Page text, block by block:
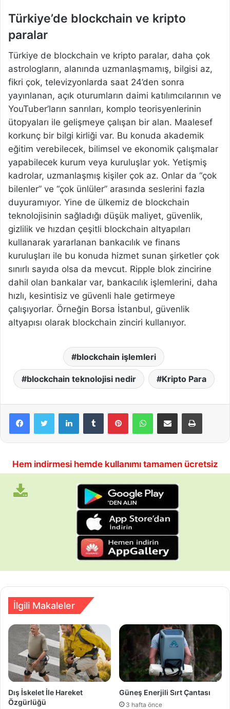
Türkiye’de blockchain ve kripto
paralar
Türkiye de blockchain ve kripto paralar, daha çok
astrologların, alanında uzmanlaşmamış, bilgisi az,
fikri çok, televizyonlarda saat 24’den sonra
yayınlanan, açık oturumların daimi katılımcılarının ve
YouTuber’ların sanrıları, komplo teorisyenlerinin
ütopyaları ile gelişmeye çalışan bir alan. Maalesef
korkunç bir bilgi kirliği var. Bu konuda akademik
eğitim verebilecek, bilimsel ve ekonomik çalışmalar
yapabilecek kurum veya kuruluşlar yok. Yetişmiş
kadrolar, uzmanlaşmış kişiler çok az. Onlar da “çok
bilenler” ve “çok ünlüler” arasında seslerini fazla
duyuramıyor. Yine de ülkemiz de blockchain
teknolojisinin sağladığı düşük maliyet, güvenlik,
gizlilik ve hızdan çeşitli blockchain altyapıları
kullanarak yararlanan bankacılık ve finans
kuruluşları ile bu konuda hizmet sunan şirketler çok
sınırlı sayıda olsa da mevcut. Ripple blok zincirine
dahil olan bankalar var, bankacılık işlemlerini, daha
hızlı, kesintisiz ve güvenli hale getirmeye
çalışıyorlar. Örneğin Borsa İstanbul, güvenlik
altyapısı olarak blockchain zinciri kullanıyor.
blockchain işlemleri
blockchain teknolojisi nedir Kripto Para
LinkedInTumblrPinterestWhatsAppE-Posta ile paylaşYazdır
Hem indirmesi hemde kullanımı tamamen ücretsiz
İlgili Makaleler
Dış İskelet İle Hareket
Özgürlüğü
Güneş Enerjili Sırt Çantası
3 hafta önce